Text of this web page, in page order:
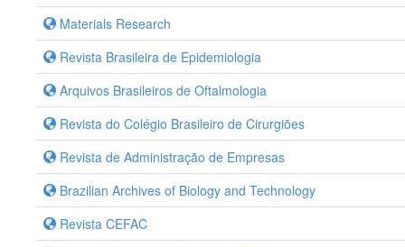
Materials Research
Revista Brasileira de Epidemiologia
Arquivos Brasileiros de Oftalmologia
Revista do Colégio Brasileiro de Cirurgiões
Revista de Administração de Empresas
Brazilian Archives of Biology and Technology
Revista CEFAC